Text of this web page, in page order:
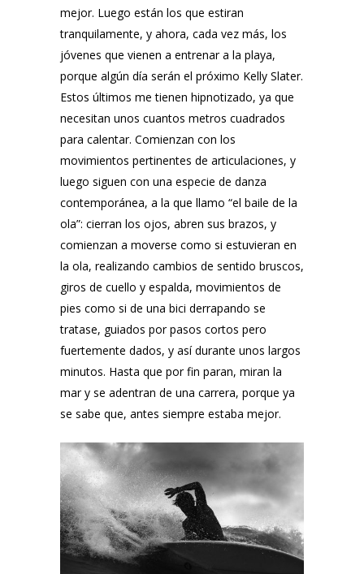
mejor. Luego están los que estiran
tranquilamente, y ahora, cada vez más, los
jóvenes que vienen a entrenar a la playa,
porque algún día serán el próximo Kelly Slater.
Estos últimos me tienen hipnotizado, ya que
necesitan unos cuantos metros cuadrados
para calentar. Comienzan con los
movimientos pertinentes de articulaciones, y
luego siguen con una especie de danza
contemporánea, a la que llamo “el baile de la
ola”: cierran los ojos, abren sus brazos, y
comienzan a moverse como si estuvieran en
la ola, realizando cambios de sentido bruscos,
giros de cuello y espalda, movimientos de
pies como si de una bici derrapando se
tratase, guiados por pasos cortos pero
fuertemente dados, y así durante unos largos
minutos. Hasta que por fin paran, miran la
mar y se adentran de una carrera, porque ya
se sabe que, antes siempre estaba mejor.